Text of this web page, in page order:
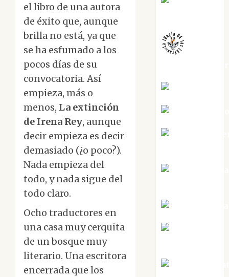
el libro de una autora
de éxito que, aunque
brilla no está, ya que
se ha esfumado a los
pocos días de su
convocatoria. Así
empieza, más o
menos, La extinción
de Irena Rey, aunque
decir empieza es decir
demasiado (¿o poco?).
Nada empieza del
todo, y nada sigue del
todo claro.
Ocho traductores en
una casa muy cerquita
de un bosque muy
literario. Una escritora
encerrada que los